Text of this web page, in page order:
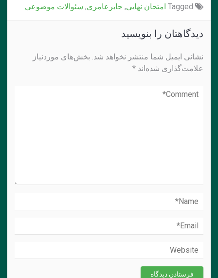
امتحان نهایی, جابرعامری, سئوالات موضوعی
دیدگاهتان را بنویسید
نشانی ایمیل شما منتشر نخواهد شد. بخش‌های موردنیاز
علامت‌گذاری شده‌اند *